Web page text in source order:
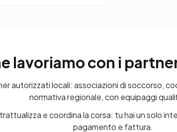
lavoriamo con i
autorizzati locali: associazioni di soccorso,
normativa regionale, con equipaggi
e coordina la corsa: tu hai un solo
pagamento e fattura.